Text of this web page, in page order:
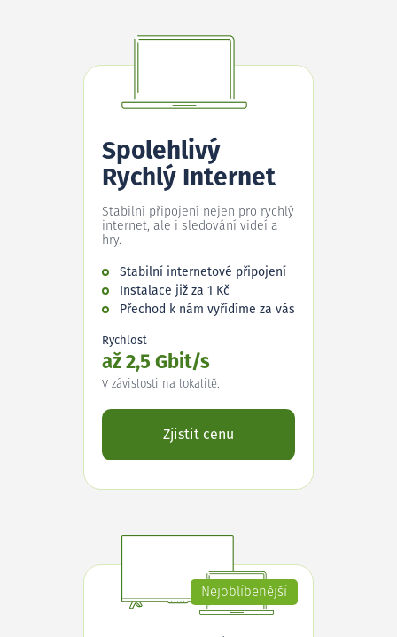
Spolehlivý
Rychlý Internet
Stabilní připojení nejen pro rychlý
internet, ale i sledování videí a
hry.
Stabilní internetové připojení
Instalace již za 1 Kč
Přechod k nám vyřídíme za vás
Rychlost
až 2,5 Gbit/s
V závislosti na lokalitě.
Zjistit cenu
Nejoblíbenější